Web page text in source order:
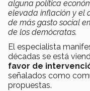
alguna política
elevada inflación y el
de más gasto social
de los demócratas.
El especialista
décadas se está
favor de
señalados como
propuestas.